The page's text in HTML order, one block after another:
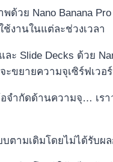
พด้วย Nano Banana
งานในแต่ละช่วงเวลา
ะ Slide Decks ด้วย
ะขยายความจุเซิร์ฟเวอร์
จำกัดด้านความจุ… เร
ตามเดิมโดยไม่ได้รับผ